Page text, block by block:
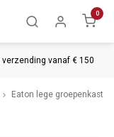
0
vanaf € 150
Eaton lege groepenkast